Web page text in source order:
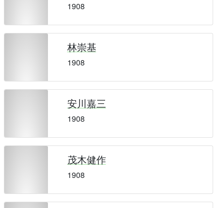
1908
林崇基
1908
安川嘉三
1908
茂木健作
1908